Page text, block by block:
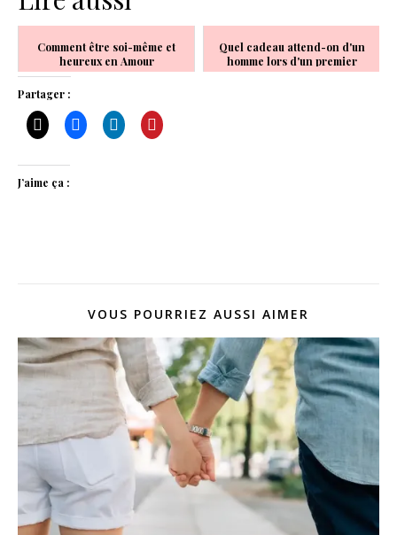
Comment être soi-même et
heureux en Amour
Quel cadeau attend-on d'un
homme lors d'un premier
anniversaire ?
Partager :
J’aime ça :
VOUS POURRIEZ AUSSI AIMER